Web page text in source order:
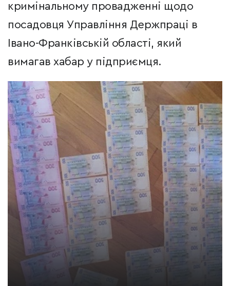
кримінальному провадженні щодо
посадовця Управління Держпраці в
Івано-Франківській області, який
вимагав хабар у підприємця.